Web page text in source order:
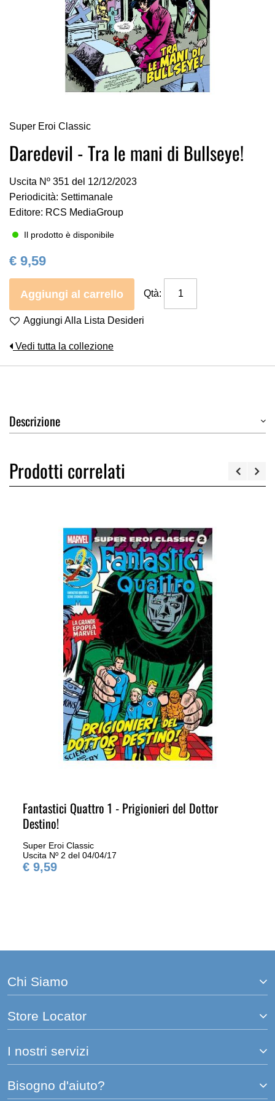
all'inizio
della
galleria
immagini
Super Eroi Classic
Daredevil - Tra le mani di Bullseye!
Uscita Nº 351 del 12/12/2023
Periodicità: Settimanale
Editore: RCS MediaGroup
Il prodotto è disponibile
€ 9,59
Aggiungi al carrello Qtà:
Aggiungi Alla Lista Desideri
Vedi tutta la collezione
Descrizione
Prodotti correlati
Fantastici Quattro 1 - Prigionieri del Dottor
Destino!
Super Eroi Classic
Uscita Nº 2 del 04/04/17
€ 9,59
Chi Siamo
Store Locator
I nostri servizi
Bisogno d'aiuto?